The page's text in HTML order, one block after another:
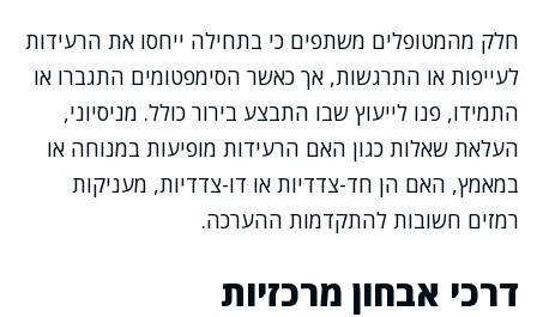
חלק מהמטופלים משתפים כי בתחילה ייחסו את הרעידות
לעייפות או התרגשות, אך כאשר הסימפטומים התגברו או
התמידו, פנו לייעוץ שבו התבצע בירור כולל. מניסיוני,
העלאת שאלות כגון האם הרעידות מופיעות במנוחה או
במאמץ, האם הן חד-צדדיות או דו-צדדיות, מעניקות
רמזים חשובות להתקדמות ההערכה.
דרכי אבחון מרכזיות